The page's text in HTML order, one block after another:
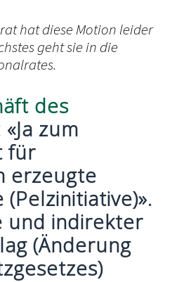
hat diese Motion leider
geht sie in die
des
«Ja zum
für
erzeugte
und indirekter
(Änderung